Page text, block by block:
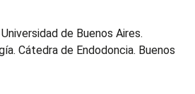
de Buenos Aires.
Cátedra de Endodoncia. Buenos